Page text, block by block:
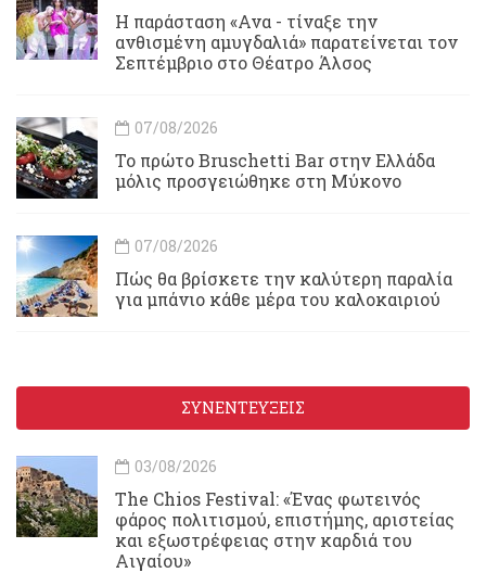
Η παράσταση «Ανα - τίναξε την
ανθισμένη αμυγδαλιά» παρατείνεται τον
Σεπτέμβριο στο Θέατρο Άλσος
07/08/2026
Το πρώτο Bruschetti Bar στην Ελλάδα
μόλις προσγειώθηκε στη Μύκονο
07/08/2026
Πώς θα βρίσκετε την καλύτερη παραλία
για μπάνιο κάθε μέρα του καλοκαιριού
ΣΥΝΕΝΤΕΥΞΕΙΣ
03/08/2026
Τhe Chios Festival: «Ένας φωτεινός
φάρος πολιτισμού, επιστήμης, αριστείας
και εξωστρέφειας στην καρδιά του
Αιγαίου»